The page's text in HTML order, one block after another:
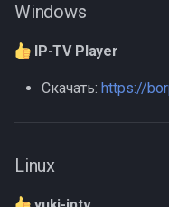
Windows
IP-TV Player
Скачать: https://
Linux